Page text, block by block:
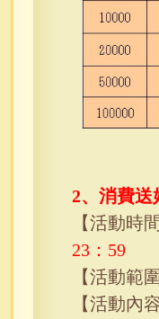
2、 消費送
【活動時
23 ： 59
【活動範
【活動內